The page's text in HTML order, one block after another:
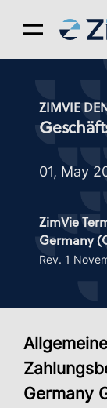
ZIMVIE
01, May
ZimVie
Germany
Rev. 1
Germany